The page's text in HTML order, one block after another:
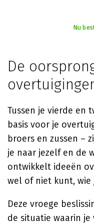
Nu
De
Tussen je vierde en
basis voor je
broers en zussen –
je naar jezelf en de
ontwikkelt ideeën
wel of niet kunt, wie
Deze vroege
de situatie waarin je